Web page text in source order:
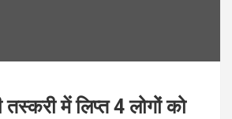
में लिप्त 4 लोगों को